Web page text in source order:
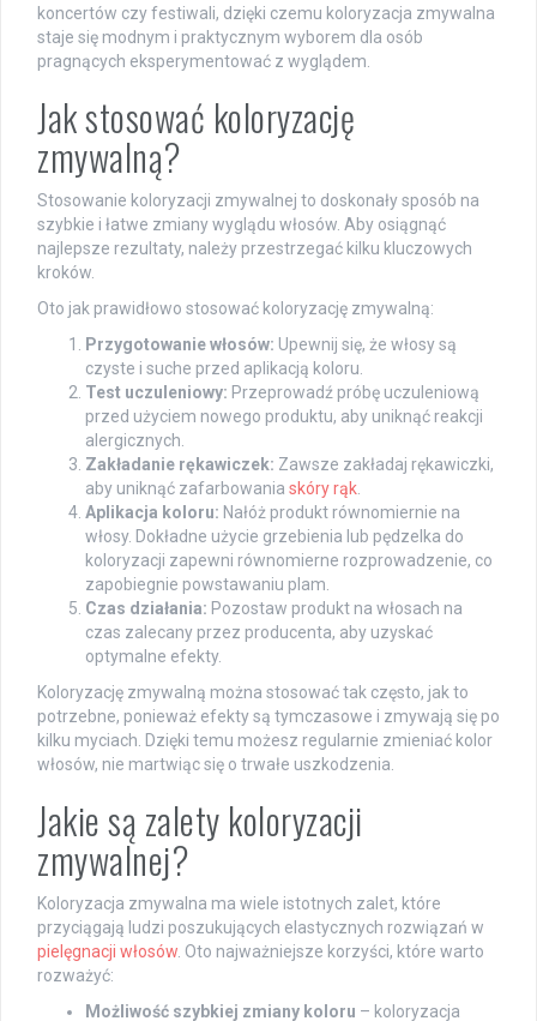
koncertów czy festiwali, dzięki czemu koloryzacja zmywalna
staje się modnym i praktycznym wyborem dla osób
pragnących eksperymentować z wyglądem.
Jak stosować koloryzację
zmywalną?
Stosowanie koloryzacji zmywalnej to doskonały sposób na
szybkie i łatwe zmiany wyglądu włosów. Aby osiągnąć
najlepsze rezultaty, należy przestrzegać kilku kluczowych
kroków.
Oto jak prawidłowo stosować koloryzację zmywalną:
Przygotowanie włosów: Upewnij się, że włosy są
czyste i suche przed aplikacją koloru.
Test uczuleniowy: Przeprowadź próbę uczuleniową
przed użyciem nowego produktu, aby uniknąć reakcji
alergicznych.
Zakładanie rękawiczek: Zawsze zakładaj rękawiczki,
aby uniknąć zafarbowania skóry rąk
Aplikacja koloru: Nałóż produkt równomiernie na
włosy. Dokładne użycie grzebienia lub pędzelka do
koloryzacji zapewni równomierne rozprowadzenie, co
zapobiegnie powstawaniu plam.
Czas działania: Pozostaw produkt na włosach na
czas zalecany przez producenta, aby uzyskać
optymalne efekty.
Koloryzację zmywalną można stosować tak często, jak to
potrzebne, ponieważ efekty są tymczasowe i zmywają się po
kilku myciach. Dzięki temu możesz regularnie zmieniać kolor
włosów, nie martwiąc się o trwałe uszkodzenia.
Jakie są zalety koloryzacji
zmywalnej?
Koloryzacja zmywalna ma wiele istotnych zalet, które
przyciągają ludzi poszukujących elastycznych rozwiązań w
pielęgnacji włosów . Oto najważniejsze korzyści, które warto
rozważyć:
Możliwość szybkiej zmiany koloru – koloryzacja